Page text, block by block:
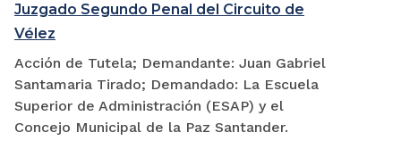
Juzgado Segundo Penal del Circuito de
Vélez
Acción de Tutela; Demandante: Juan Gabriel
Santamaria Tirado; Demandado: La Escuela
Superior de Administración (ESAP) y el
Concejo Municipal de la Paz Santander.